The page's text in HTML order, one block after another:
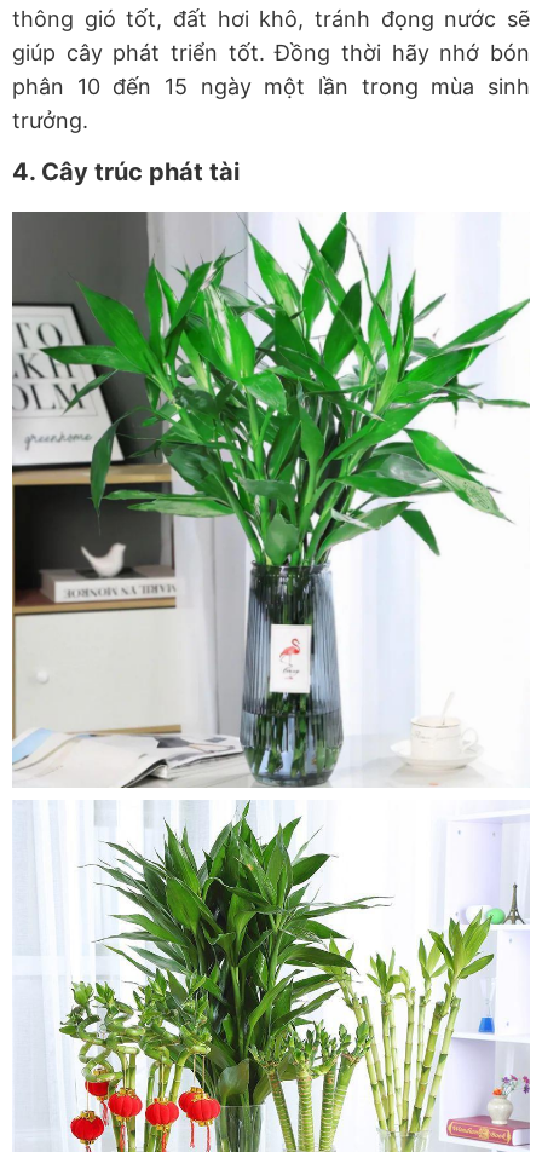
thông gió tốt, đất hơi khô, tránh đọng nước sẽ
giúp cây phát triển tốt. Đồng thời hãy nhớ bón
phân 10 đến 15 ngày một lần trong mùa sinh
trưởng.
4. Cây trúc phát tài